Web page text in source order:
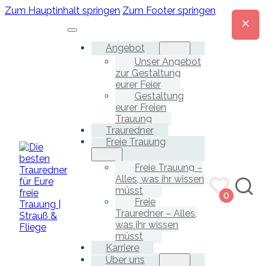
Zum Hauptinhalt springen Zum Footer springen
Angebot
Unser Angebot
zur Gestaltung
eurer Feier
Gestaltung
eurer Freien
Trauung
Trauredner
Freie Trauung
Freie Trauung –
Alles, was ihr wissen
müsst
Freie
Trauredner – Alles,
was ihr wissen
müsst
Karriere
Über uns
0